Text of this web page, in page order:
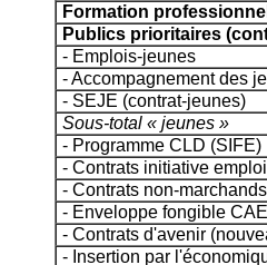
Formation
Publics prioritaires
- Emplois-jeunes
- Accompagnement des
- SEJE (contrat-jeunes)
Sous-total « jeunes »
- Programme CLD (SIFE)
- Contrats initiative
- Contrats non-
- Enveloppe fongible
- Contrats d'avenir
- Insertion par